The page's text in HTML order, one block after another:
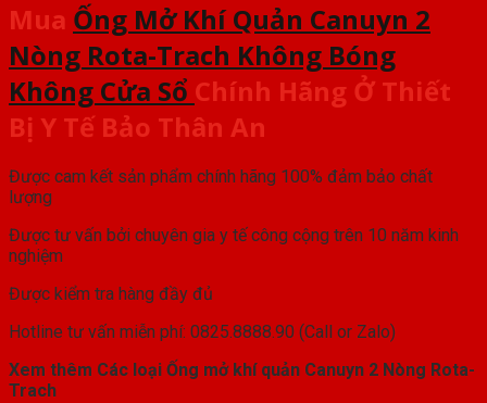
Mua Ống Mở Khí Quản Canuyn 2
Nòng Rota-Trach Không Bóng
Không Cửa Sổ Chính Hãng Ở Thiết
Bị Y Tế Bảo Thân An
Được cam kết sản phẩm chính hãng 100% đảm bảo chất
lượng
Được tư vấn bởi chuyên gia y tế công cộng trên 10 năm kinh
nghiệm
Được kiểm tra hàng đầy đủ
Hotline tư vấn miễn phí: 0825.8888.90 (Call or Zalo)
Xem thêm Các loại Ống mở khí quản Canuyn 2 Nòng Rota-
Trach